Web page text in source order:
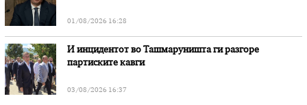
01/08/2026 16:28
И инцидентот во Ташмаруништa ги разгоре
партиските кавги
03/08/2026 16:37